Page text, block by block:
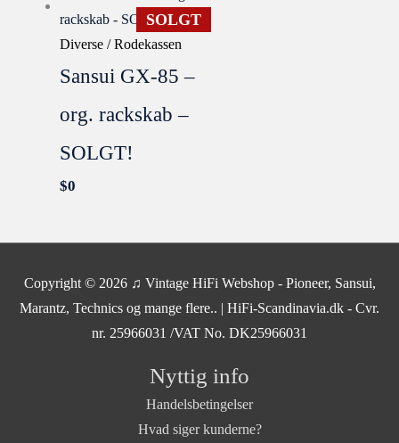
SOLGT
Diverse / Rodekassen
Sansui GX-85 –
org. rackskab –
SOLGT!
$0
Copyright © 2026 ♫ Vintage HiFi Webshop - Pioneer, Sansui,
Marantz, Technics og mange flere.. | HiFi-Scandinavia.dk - Cvr.
nr. 25966031 /VAT No. DK25966031
Nyttig info
Handelsbetingelser
Hvad siger kunderne?